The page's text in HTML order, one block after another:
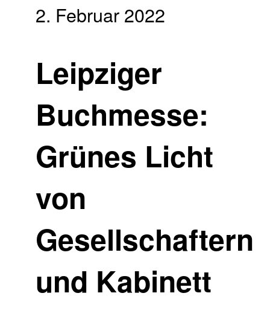
2. Februar 2022
Leipziger
Buchmesse:
Grünes Licht
von
Gesellschaftern
und Kabinett